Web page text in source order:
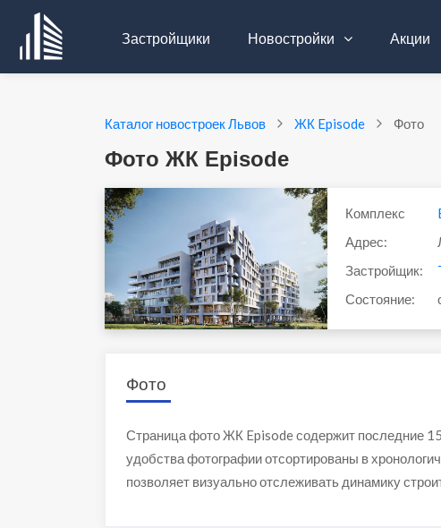
Застройщики Новостройки Акции
Каталог новостроек Львов ЖК Episode Фото
Фото ЖК Episode
Комплекс
Адрес:
Застройщик:
Состояние:
Фото
Страница фото ЖК Episode содержит последние
удобства фотографии отсортированы в
позволяет визуально отслеживать динамику